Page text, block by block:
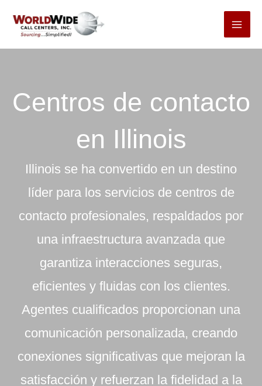
Centros de contacto
en Illinois
Illinois se ha convertido en un destino
líder para los servicios de centros de
contacto profesionales, respaldados por
una infraestructura avanzada que
garantiza interacciones seguras,
eficientes y fluidas con los clientes.
Agentes cualificados proporcionan una
comunicación personalizada, creando
conexiones significativas que mejoran la
satisfacción y refuerzan la fidelidad a la